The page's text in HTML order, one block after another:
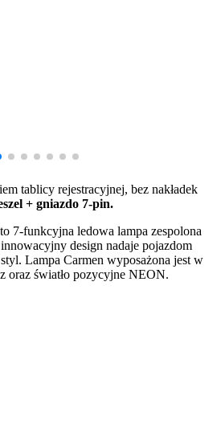
tablicy rejestracyjnej, bez nakładek
+ gniazdo 7-pin.
7-funkcyjna ledowa lampa zespolona
design nadaje pojazdom
Lampa Carmen wyposażona jest w
oraz światło pozycyjne NEON.